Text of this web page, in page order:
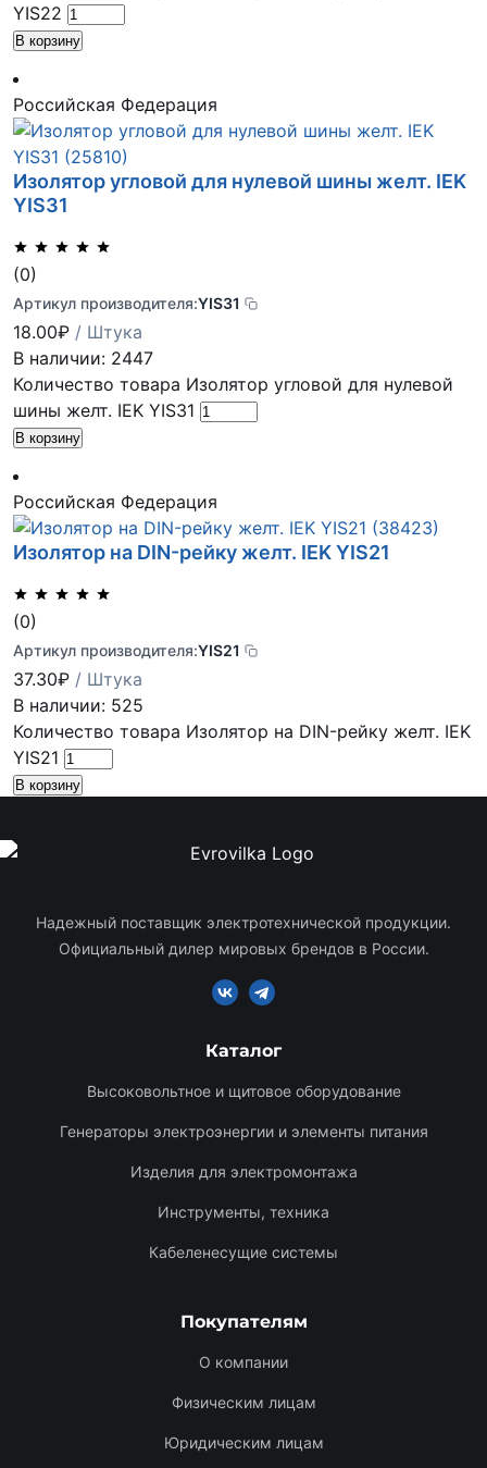
YIS22
В корзину
Российская Федерация
Изолятор угловой для нулевой шины желт. IEK
YIS31
(0)
Артикул производителя:YIS31
18.00₽ / Штука
В наличии: 2447
Количество товара Изолятор угловой для нулевой
шины желт. IEK YIS31
В корзину
Российская Федерация
Изолятор на DIN-рейку желт. IEK YIS21
(0)
Артикул производителя:YIS21
37.30₽ / Штука
В наличии: 525
Количество товара Изолятор на DIN-рейку желт. IEK
YIS21
В корзину
Надежный поставщик электротехнической продукции.
Официальный дилер мировых брендов в России.
Каталог
Высоковольтное и щитовое оборудование
Генераторы электроэнергии и элементы питания
Изделия для электромонтажа
Инструменты, техника
Кабеленесущие системы
Покупателям
О компании
Физическим лицам
Юридическим лицам